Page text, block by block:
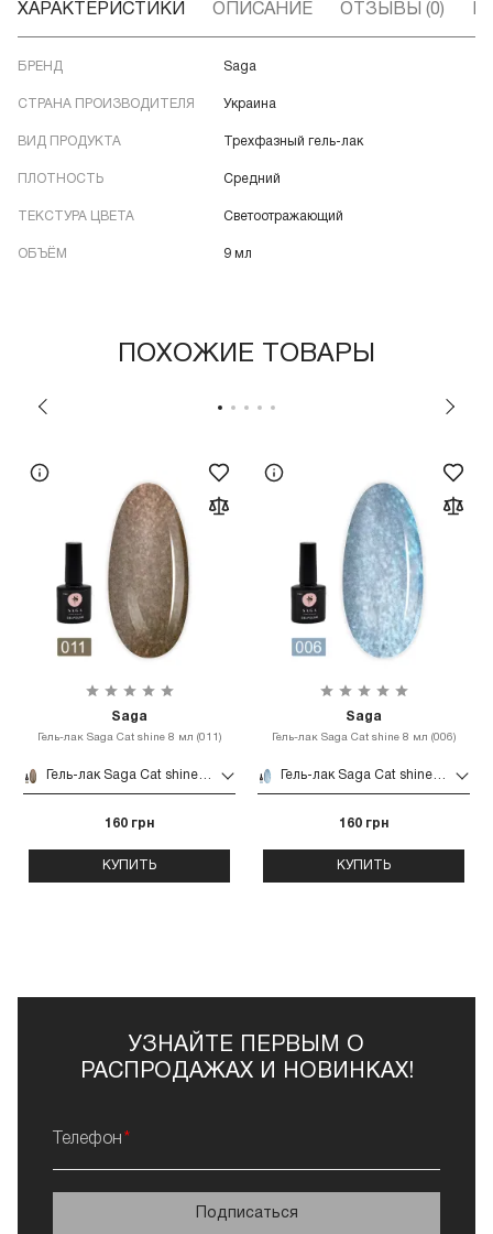
ХАРАКТЕРИСТИКИ ОПИСАНИЕ ОТЗЫВЫ (0)
БРЕНД Saga
СТРАНА ПРОИЗВОДИТЕЛЯ Украина
ВИД ПРОДУКТА Трехфазный гель-лак
ПЛОТНОСТЬ Средний
ТЕКСТУРА ЦВЕТА Светоотражающий
ОБЪЁМ 9 мл
ПОХОЖИЕ ТОВАРЫ
Saga
Гель-лак Saga Cat shine 8 мл (011)
Гель-лак Saga Cat shine 8 мл (011)
160 грн
КУПИТЬ
Saga
Гель-лак Saga Cat shine 8 мл (006)
Гель-лак Saga Cat shine 8 мл (006)
160 грн
КУПИТЬ
УЗНАЙТЕ ПЕРВЫМ О
РАСПРОДАЖАХ И НОВИНКАХ!
Телефон
Подписаться